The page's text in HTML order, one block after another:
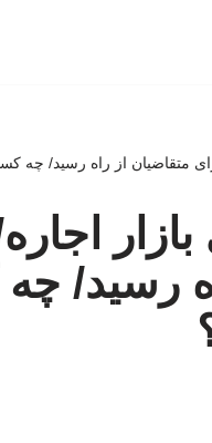
متقاضیان از راه رسید/ چه
رسید/